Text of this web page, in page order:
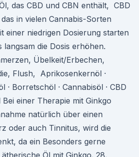
das CBD und CBN enthält, CBD
in vielen Cannabis-Sorten
einer niedrigen Dosierung starten
langsam die Dosis erhöhen.
Übelkeit/Erbechen,
Flush, Aprikosenkernöl ·
· Borretschöl · Cannabisöl · CBD
Bei einer Therapie mit Ginkgo
natürlich über einen
oder auch Tinnitus, wird die
da ein Besonders gerne
Öl mit Ginkgo. 28.